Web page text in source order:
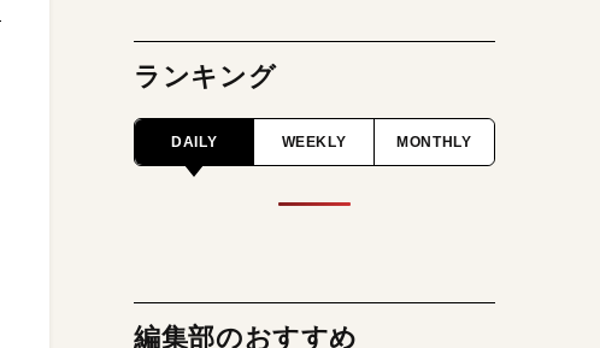
ランキング
DAILY WEEKLY MONTHLY
編集部のおすすめ